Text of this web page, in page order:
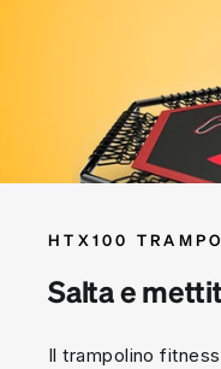
HTX100
Salta e
Il trampolino